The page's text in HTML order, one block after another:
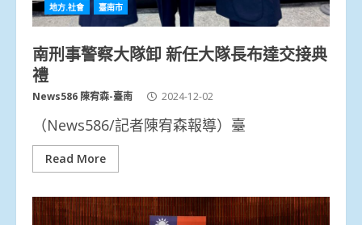
地方.社會 臺南市
南刑事警察大隊卸 新任大隊長布達交接典
禮
News586 陳宥森-臺南 2024-12-02
（News586/記者陳宥森報導）臺
Read More